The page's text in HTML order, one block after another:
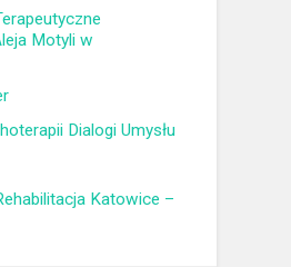
Motyli w
Dialogi Umysłu
Katowice –